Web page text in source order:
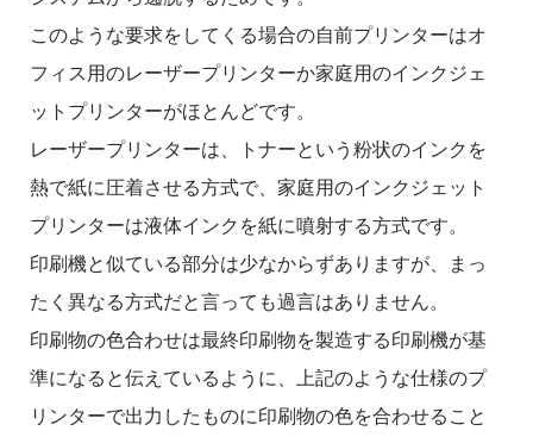
このような要求をしてくる場合の自前プリンターはオ
フィス用のレーザープリンターか家庭用のインクジェ
ットプリンターがほとんどです。
レーザープリンターは、トナーという粉状のインクを
熱で紙に圧着させる方式で、家庭用のインクジェット
プリンターは液体インクを紙に噴射する方式です。
印刷機と似ている部分は少なからずありますが、まっ
たく異なる方式だと言っても過言はありません。
印刷物の色合わせは最終印刷物を製造する印刷機が基
準になると伝えているように、上記のような仕様のプ
リンターで出力したものに印刷物の色を合わせること